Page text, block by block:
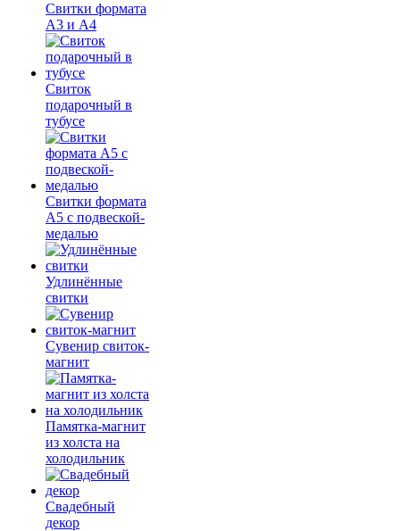
Свитки формата
А3 и А4
Свиток
подарочный в
тубусе
Свитки формата
А5 с подвеской-
медалью
Удлинённые
свитки
Сувенир свиток-
магнит
Памятка-магнит
из холста на
холодильник
Свадебный
декор